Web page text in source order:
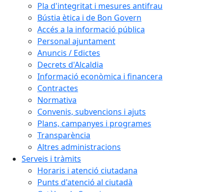
Pla d'integritat i mesures antifrau
Bústia ètica i de Bon Govern
Accés a la informació pública
Personal ajuntament
Anuncis / Edictes
Decrets d'Alcaldia
Informació econòmica i financera
Contractes
Normativa
Convenis, subvencions i ajuts
Plans, campanyes i programes
Transparència
Altres administracions
Serveis i tràmits
Horaris i atenció ciutadana
Punts d'atenció al ciutadà